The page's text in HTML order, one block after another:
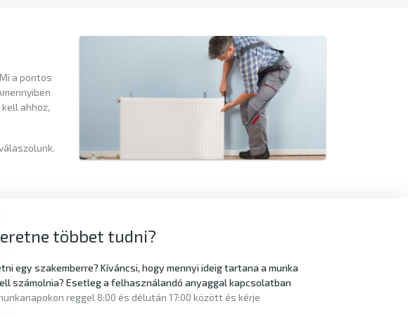
a pontos
ahhoz,
többet tudni?
egy szakemberre? Kíváncsi, hogy mennyi ideig tartana a munka
számolnia? Esetleg a felhasználandó anyaggal kapcsolatban
reggel 8:00 és délután 17:00 között és kérje